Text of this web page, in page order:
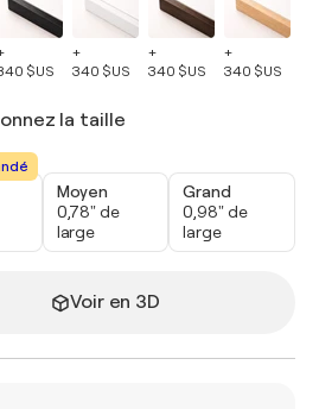
$US
+
340 $US
+
340 $US
+
340 $US
la taille
Moyen
0,78" de
large
Grand
0,98" de
large
Voir en 3D